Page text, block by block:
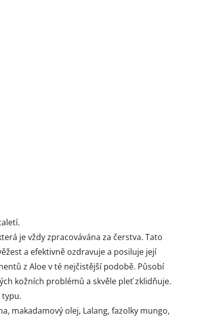
je vždy zpracovávána za čerstva. Tato
a efektivně ozdravuje a posiluje její
z Aloe v té nejčistější podobě. Působí
kožních problémů a skvěle pleť zklidňuje.
typu.
makadamový olej, Lalang, fazolky mungo,